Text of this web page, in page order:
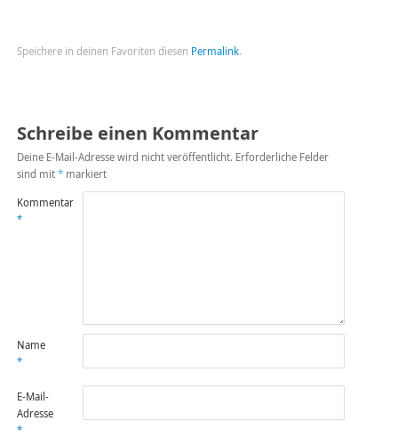
Speichere in deinen Favoriten diesen Permalink.
Schreibe einen Kommentar
Deine E-Mail-Adresse wird nicht veröffentlicht. Erforderliche Felder
sind mit *markiert
Kommentar
*
Name
*
E-Mail-
Adresse
*